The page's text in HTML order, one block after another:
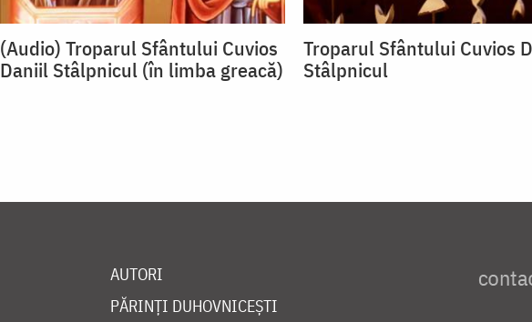
(Audio) Troparul Sfântului Cuvios
Daniil Stâlpnicul (în limba greacă)
Troparul Sfântului Cuvios
Stâlpnicul
AUTORI
PĂRINȚI DUHOVNICEȘTI